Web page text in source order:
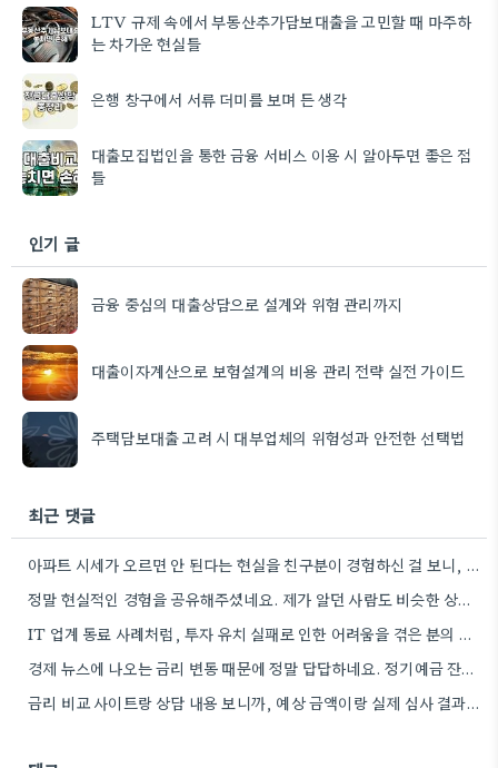
LTV 규제 속에서 부동산추가담보대출을 고민할 때 마주하
는 차가운 현실들
은행 창구에서 서류 더미를 보며 든 생각
대출모집법인을 통한 금융 서비스 이용 시 알아두면 좋은 점
들
인기 글
금융 중심의 대출상담으로 설계와 위험 관리까지
대출이자계산으로 보험설계의 비용 관리 전략 실전 가이드
주택담보대출 고려 시 대부업체의 위험성과 안전한 선택법
최근 댓글
아파트 시세가 오르면 안 된다는 현실을 친구분이 경험하신 걸 보니, 사업 계획 수정도 함께 고려해야겠다는…
정말 현실적인 경험을 공유해주셨네요. 제가 알던 사람도 비슷한 상황에 놓였었는데, 서류상으로는 괜찮아 보이는데 은행에서 꼼꼼하게…
IT 업계 동료 사례처럼, 투자 유치 실패로 인한 어려움을 겪은 분의 이야기가 정말 안타깝습니다. 특히…
경제 뉴스에 나오는 금리 변동 때문에 정말 답답하네요. 정기예금 잔액을 확인하는 것만큼 중요한 건, 앞으로의…
금리 비교 사이트랑 상담 내용 보니까, 예상 금액이랑 실제 심사 결과가 조금씩 다를 수 있다는…